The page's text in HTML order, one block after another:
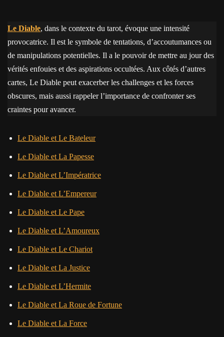
Le Diable, dans le contexte du tarot, évoque une intensité
provocatrice. Il est le symbole de tentations, d’accoutumances ou
de manipulations potentielles. Il a le pouvoir de mettre au jour des
vérités enfouies et des aspirations occultées. Aux côtés d’autres
cartes, Le Diable peut exacerber les challenges et les forces
obscures, mais aussi rappeler l’importance de confronter ses
craintes pour avancer.
Le Diable et Le Bateleur
Le Diable et La Papesse
Le Diable et L’Impératrice
Le Diable et L’Empereur
Le Diable et Le Pape
Le Diable et L’Amoureux
Le Diable et Le Chariot
Le Diable et La Justice
Le Diable et L’Hermite
Le Diable et La Roue de Fortune
Le Diable et La Force